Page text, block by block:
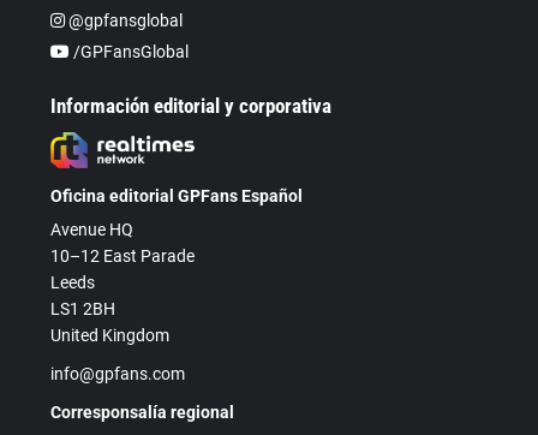
@gpfansglobal
/GPFansGlobal
Información editorial y corporativa
Oficina editorial GPFans Español
Avenue HQ
10–12 East Parade
Leeds
LS1 2BH
United Kingdom
info@gpfans.com
Corresponsalía regional